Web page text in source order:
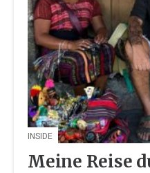
INSIDE
Meine Reise